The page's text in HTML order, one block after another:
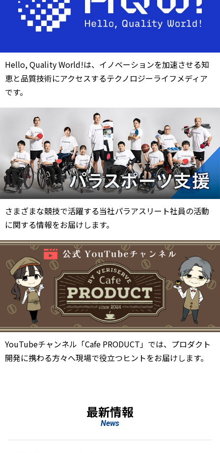
Hello, Quality World!は、イノベーションを加速させる知
恵と品質技術にアクセスするテクノロジーライフメディア
です。
さまざまな競技で活躍する当社パラアスリート社員の活動
に関する情報をお届けします。
YouTubeチャンネル「Cafe PRODUCT」では、プロダクト
開発に携わる方々へ現場で役立つヒントをお届けします。
最新情報
News